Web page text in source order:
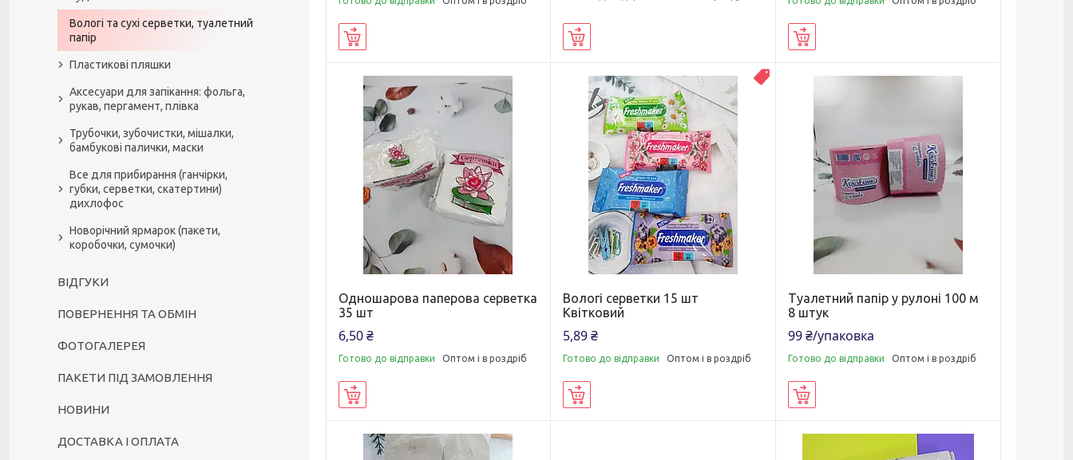
Одношарова паперова серветка
35 шт
6,50 ₴
Готово до відправки Оптом і в роздріб
Вологі серветки 15 шт
Квітковий
5,89 ₴
Готово до відправки Оптом і в роздріб
Туалетний папір у рулоні 100 м
8 штук
99 ₴/упаковка
Готово до відправки Оптом і в роздріб
Вологі та сухі серветки, туалетний
папір
Пластикові пляшки
Аксесуари для запікання: фольга,
рукав, пергамент, плівка
Трубочки, зубочистки, мішалки,
бамбукові палички, маски
Все для прибирання (ганчірки,
губки, серветки, скатертини)
дихлофос
Новорічний ярмарок (пакети,
коробочки, сумочки)
ВІДГУКИ
ПОВЕРНЕННЯ ТА ОБМІН
ФОТОГАЛЕРЕЯ
ПАКЕТИ ПІД ЗАМОВЛЕННЯ
НОВИНИ
ДОСТАВКА І ОПЛАТА